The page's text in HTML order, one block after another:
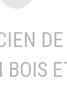
DE
BOIS